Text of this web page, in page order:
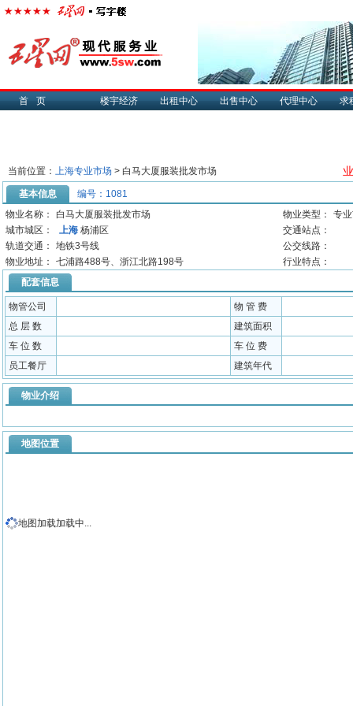
首页 楼宇经济 出租中心 出售中心 代理中心 求
当前位置： 上海专业市场 > 白马大厦服装批发市场
基本信息
编号：1081
物业名称：
白马大厦服装批发市场 物业类型：
专
城市城区：
上海 杨浦区
交通站点：
轨道交通：
地铁3号线
公交线路：
物业地址：
七浦路488号、浙江北路198号
行业特点：
配套信息
物管公司
物 管 费
总 层 数
建筑面积
车 位 数
车 位 费
员工餐厅
建筑年代
物业介绍
地图位置
地图加载加载中...